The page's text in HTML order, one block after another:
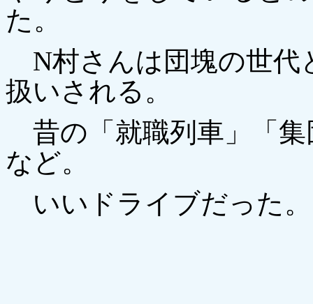
た。
N村さんは団塊の世代
扱いされる。
昔の「就職列車」「集
など。
いいドライブだった。